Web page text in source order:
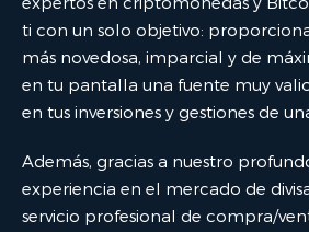
ti con un solo objetivo:
más novedosa, imparcial y de
en tu pantalla una fuente muy
en tus inversiones y gestiones de
Además, gracias a nuestro
experiencia en el mercado de
servicio profesional de compra/